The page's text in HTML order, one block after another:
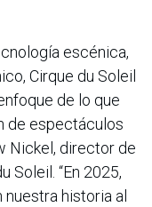
escénica,
Cirque du Soleil
de lo que
de espectáculos
Nickel, director de
Soleil. “En 2025,
historia al